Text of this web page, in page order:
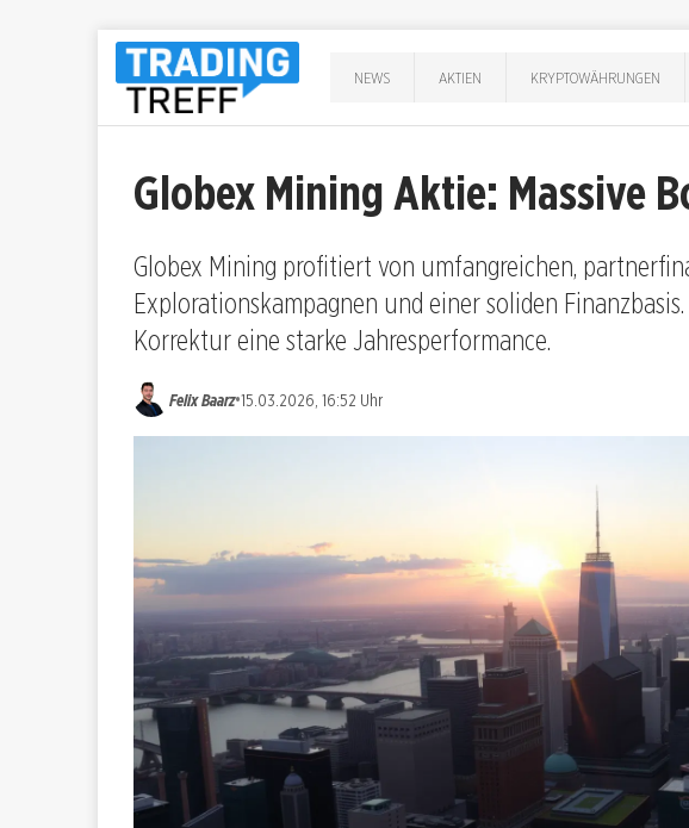
NEWS AKTIEN KRYPTOWÄHRUNGEN
Globex Mining Aktie: Massive
Globex Mining profitiert von umfangreichen,
Explorationskampagnen und einer soliden
Korrektur eine starke Jahresperformance.
Felix Baarz•15.03.2026, 16:52 Uhr